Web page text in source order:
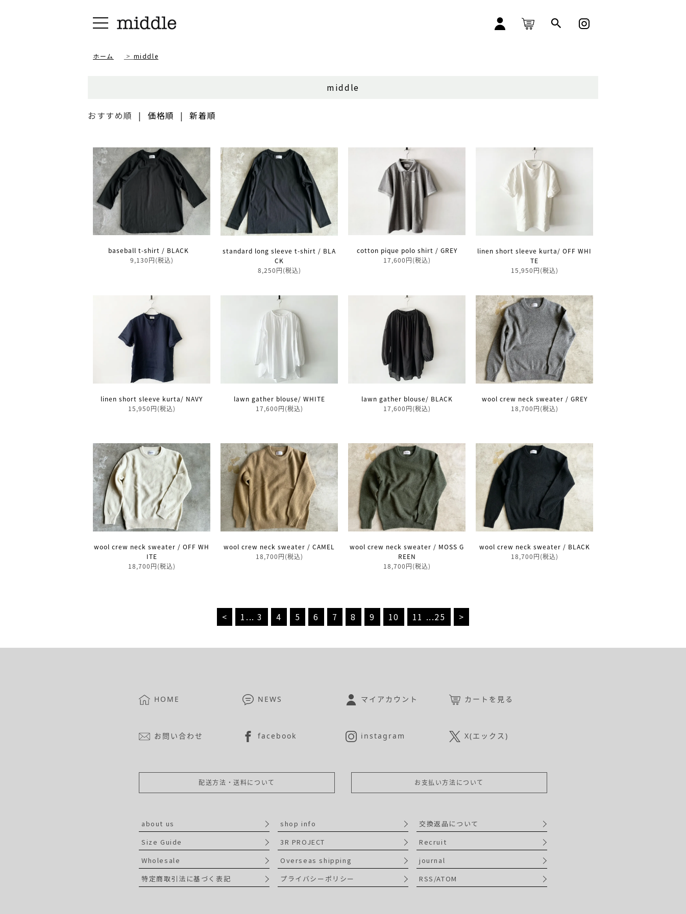
ホーム > middle
middle
おすすめ順 | 価格順 | 新着順
baseball t-shirt / BLACK
9,130円(税込)
standard long sleeve t-shirt / BLA
CK
8,250円(税込)
cotton pique polo shirt / GREY
17,600円(税込)
linen short sleeve kurta/ OFF WHI
TE
15,950円(税込)
linen short sleeve kurta/ NAVY
15,950円(税込)
lawn gather blouse/ WHITE
17,600円(税込)
lawn gather blouse/ BLACK
17,600円(税込)
wool crew neck sweater / GREY
18,700円(税込)
wool crew neck sweater / OFF WH
ITE
18,700円(税込)
wool crew neck sweater / CAMEL
18,700円(税込)
wool crew neck sweater / MOSS G
REEN
18,700円(税込)
wool crew neck sweater / BLACK
18,700円(税込)
< 1 ... 3 4 5 6 7 8 9 10 11 ...25 >
HOME NEWS マイアカウント カートを見る
お問い合わせ facebook instagram X(エックス)
配送方法・送料について お支払い方法について
about us shop info
交換返品について
Size Guide
3R PROJECT
Recruit
Wholesale
Overseas shipping
journal
特定商取引法に基づく表記
プライバシーポリシー RSS/ATOM